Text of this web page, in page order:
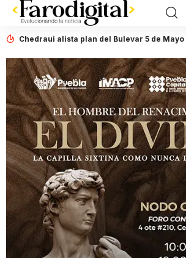
Chedraui alista plan del Bulevar 5 de Mayo